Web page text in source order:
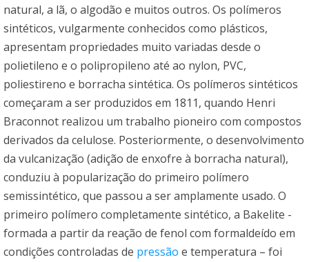
natural, a lã, o algodão e muitos outros. Os polímeros
sintéticos, vulgarmente conhecidos como plásticos,
apresentam propriedades muito variadas desde o
polietileno e o polipropileno até ao nylon, PVC,
poliestireno e borracha sintética. Os polímeros sintéticos
começaram a ser produzidos em 1811, quando Henri
Braconnot realizou um trabalho pioneiro com compostos
derivados da celulose. Posteriormente, o desenvolvimento
da vulcanização (adição de enxofre à borracha natural),
conduziu à popularização do primeiro polímero
semissintético, que passou a ser amplamente usado. O
primeiro polímero completamente sintético, a Bakelite -
formada a partir da reação de fenol com formaldeído em
condições controladas de pressão e temperatura – foi